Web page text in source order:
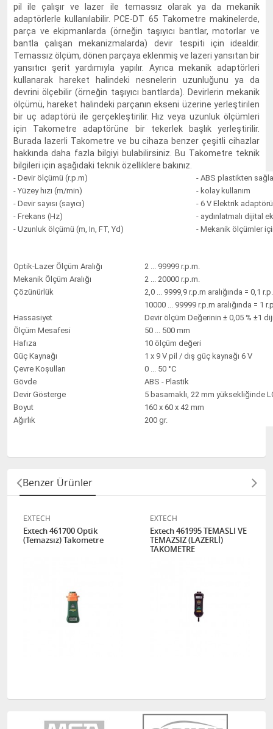
pil ile çalışır ve lazer ile temassız olarak ya da mekanik
adaptörlerle kullanılabilir. PCE-DT 65 Takometre makinelerde,
parça ve ekipmanlarda (örneğin taşıyıcı bantlar, motorlar ve
bantla çalışan mekanizmalarda) devir tespiti için idealdir.
Temassız ölçüm, dönen parçaya eklenmiş ve lazeri yansıtan bir
yansıtıcı şerit yardımıyla yapılır. Ayrıca mekanik adaptörleri
kullanarak hareket halindeki nesnelerin uzunluğunu ya da
devrini ölçebilir (örneğin taşıyıcı bantlarda). Devirlerin mekanik
ölçümü, hareket halindeki parçanın ekseni üzerine yerleştirilen
bir uç adaptörü ile gerçekleştirilir. Hız veya uzunluk ölçümleri
için Takometre adaptörüne bir tekerlek başlık yerleştirilir.
Burada lazerli Takometre ve bu cihaza benzer çeşitli cihazlar
hakkında daha fazla bilgiyi bulabilirsiniz. Bu Takometre teknik
bilgileri için aşağıdaki teknik özelliklere bakınız.
- Devir ölçümü (r.p.m)
- Yüzey hızı (m/min)
- Devir sayısı (sayıcı)
- Frekans (Hz)
- Uzunluk ölçümü (m, In, FT, Yd)
- ABS plastikten
- kolay kullanım
- 6 V Elektrik adaptörü
- aydınlatmalı dijital
- Mekanik ölçümler
Optik-Lazer Ölçüm Aralığı
2 ... 99999 r.p.m.
Mekanik Ölçüm Aralığı
2 ... 20000 r.p.m.
Çözünürlük
2,0 ... 9999,9 r.p.m aralığında = 0,1
10000 ... 99999 r.p.m aralığında = 1
Hassasiyet
Devir ölçüm Değerinin ± 0,05 % ±1
Ölçüm Mesafesi
50 ... 500 mm
Hafıza
10 ölçüm değeri
Güç Kaynağı
1 x 9 V pil / dış güç kaynağı 6 V
Çevre Koşulları
0 ... 50 °C
Gövde
ABS - Plastik
Devir Gösterge
5 basamaklı, 22 mm yüksekliğinde
Boyut
160 x 60 x 42 mm
Ağırlık
200 gr.
Benzer Ürünler
EXTECH
Extech 461700 Optik
(Temazsız) Takometre
EXTECH
Extech 461995 TEMASLI VE
TEMAZSIZ (LAZERLİ)
TAKOMETRE